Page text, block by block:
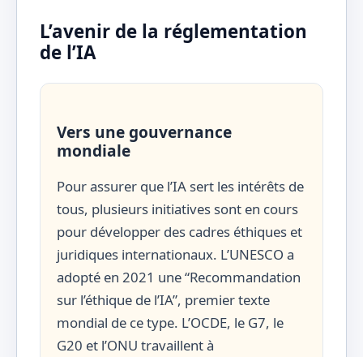
L’avenir de la réglementation
de l’IA
Vers une gouvernance
mondiale
Pour assurer que l’IA sert les intérêts de
tous, plusieurs initiatives sont en cours
pour développer des cadres éthiques et
juridiques internationaux. L’UNESCO a
adopté en 2021 une “Recommandation
sur l’éthique de l’IA”, premier texte
mondial de ce type. L’OCDE, le G7, le
G20 et l’ONU travaillent à